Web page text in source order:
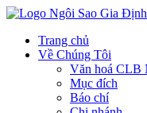
Trang chủ
Về Chúng Tôi
Văn hoá CLB
Mục đích
Báo chí